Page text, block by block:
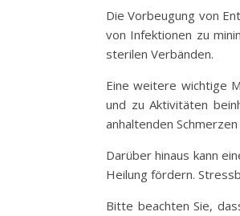
Die Vorbeugung von
von Infektionen zu
sterilen Verbänden.
Eine weitere wichtige
und zu Aktivitäten
anhaltenden
Darüber hinaus kann
Heilung fördern.
Bitte beachten Sie,